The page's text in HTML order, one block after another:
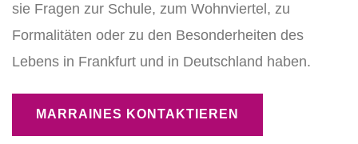
sie Fragen zur Schule, zum Wohnviertel, zu
Formalitäten oder zu den Besonderheiten des
Lebens in Frankfurt und in Deutschland haben.
MARRAINES KONTAKTIEREN